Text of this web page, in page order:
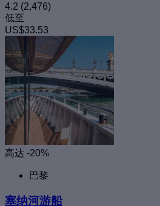
4.2 (2,476)
低至
US$33.53
高达 -20%
巴黎
塞纳河游船